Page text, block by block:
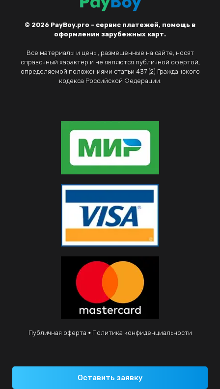
© 2026 PayBoy.pro - сервис платежей, помощь в
оформлении зарубежных карт.
Все материалы и цены, размещенные на сайте, носят
справочный характер и не являются публичной офертой,
определяемой положениями статьи 437 (2) Гражданского
кодекса Российской Федерации.
Публичная оферта Политика конфиденциальности
Оставить заявку